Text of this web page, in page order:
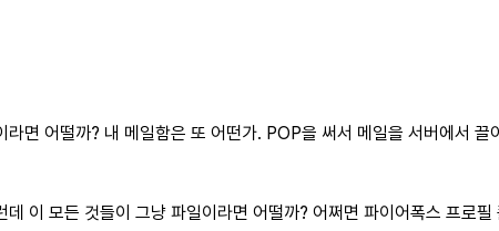
면 어떨까? 내 메일함은 또 어떤가. POP을 써서 메일을 서버에서 끌
데 이 모든 것들이 그냥 파일이라면 어떨까? 어쩌면 파이어폭스 프로